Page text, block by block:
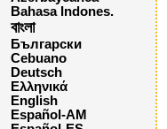
Bahasa Indones.
বাংলা
Български
Cebuano
Deutsch
Ελληνικά
English
Español-AM